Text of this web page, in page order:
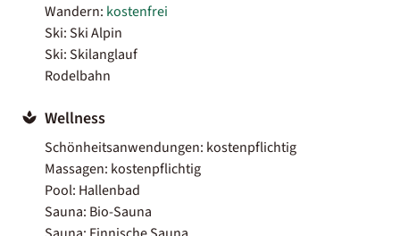
Wandern: kostenfrei
Ski: Ski Alpin
Ski: Skilanglauf
Rodelbahn
Wellness
Schönheitsanwendungen: kostenpflichtig
Massagen: kostenpflichtig
Pool: Hallenbad
Sauna: Bio-Sauna